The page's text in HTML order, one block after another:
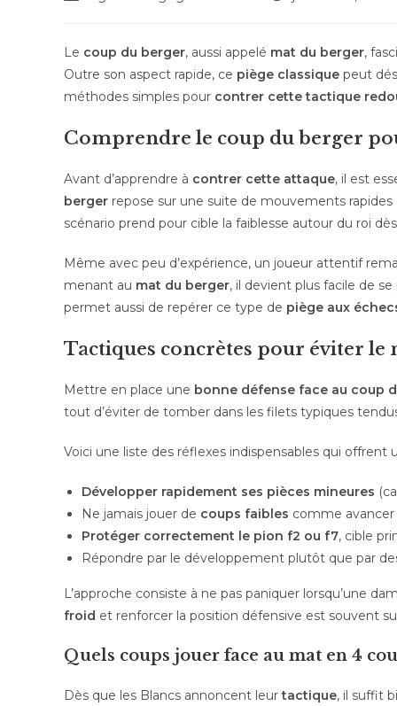
Le coup du berger, aussi appelé mat du berger,
Outre son aspect rapide, ce piège classique peut
méthodes simples pour contrer cette tactique
Comprendre le coup du berger
Avant d’apprendre à contrer cette attaque, il est
berger repose sur une suite de mouvements
scénario prend pour cible la faiblesse autour du roi
Même avec peu d’expérience, un joueur attentif
menant au mat du berger, il devient plus facile de
permet aussi de repérer ce type de piège aux
Tactiques concrètes pour éviter le
Mettre en place une bonne défense face au coup
tout d’éviter de tomber dans les filets typiques
Voici une liste des réflexes indispensables qui offrent
Développer rapidement ses pièces mineures
Ne jamais jouer de coups faibles comme
Protéger correctement le pion f2 ou f7, cible
Répondre par le développement plutôt que par
L’approche consiste à ne pas paniquer lorsqu’une
froid et renforcer la position défensive est souvent
Quels coups jouer face au mat en 4
Dès que les Blancs annoncent leurtactique, il suffit